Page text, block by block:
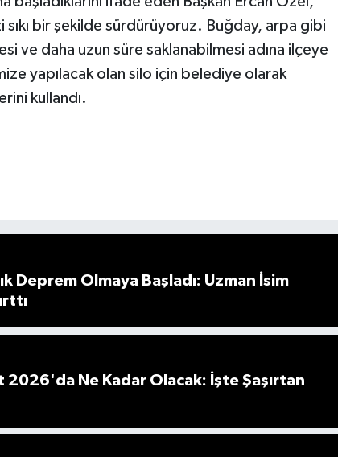
bir şekilde sürdürüyoruz. Buğday, arpa gibi
ve daha uzun süre saklanabilmesi adına ilçeye
yapılacak olan silo için belediye olarak
kullandı.
Deprem Olmaya Başladı: Uzman İsim
2026'da Ne Kadar Olacak: İşte Şaşırtan